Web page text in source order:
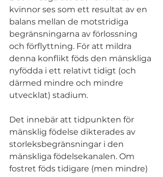
kvinnor ses som ett resultat av en
balans mellan de motstridiga
begränsningarna av förlossning
och förflyttning. För att mildra
denna konflikt föds den mänskliga
nyfödda i ett relativt tidigt (och
därmed mindre och mindre
utvecklat) stadium.
Det innebär att tidpunkten för
mänsklig födelse dikterades av
storleksbegränsningar i den
mänskliga födelsekanalen. Om
fostret föds tidigare (men mindre)